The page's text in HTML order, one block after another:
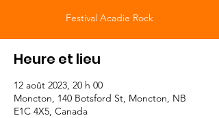
Festival Acadie Rock
Heure et lieu
12 août 2023, 20 h 00
Moncton, 140 Botsford St, Moncton, NB
E1C 4X5, Canada